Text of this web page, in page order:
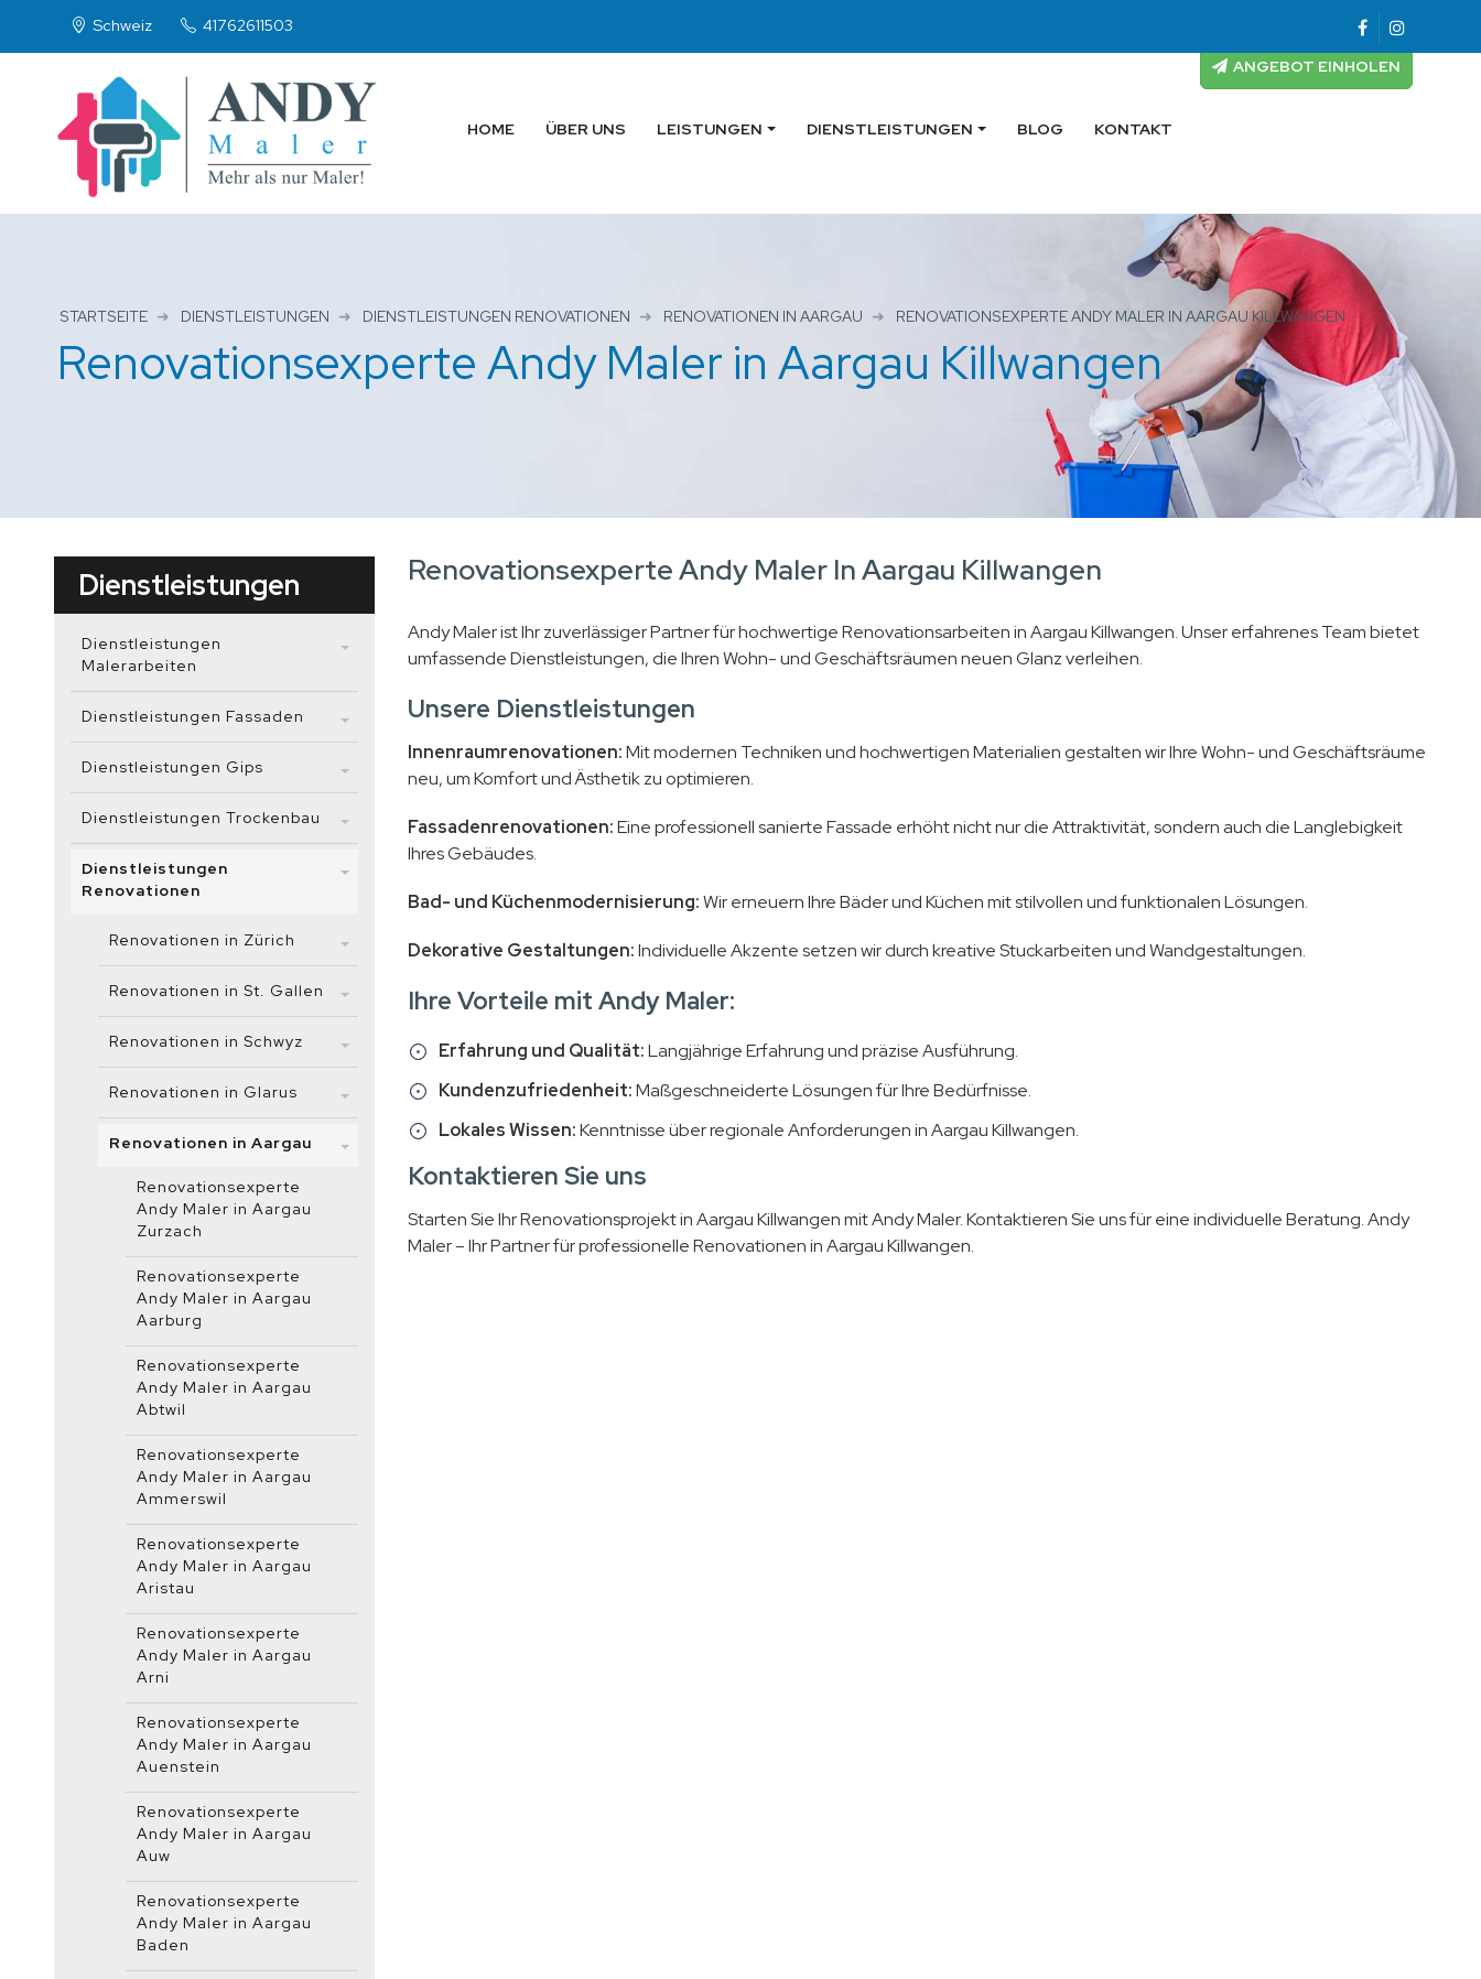
Schweiz 41762611503
HOME ÜBER UNS LEISTUNGEN DIENSTLEISTUNGEN BLOG KONTAKT
ANGEBOT EINHOLEN
STARTSEITE DIENSTLEISTUNGEN DIENSTLEISTUNGEN RENOVATIONEN RENOVATIONEN IN AARGAU RENOVATIONSEXPERTE ANDY MALER IN AARGAU KILLWANGEN
Renovationsexperte Andy Maler in Aargau Killwangen
Renovationsexperte Andy Maler In Aargau Killwangen
Andy Maler ist Ihr zuverlässiger Partner für hochwertige Renovationsarbeiten in Aargau Killwangen. Unser erfahrenes Team bietet
umfassende Dienstleistungen, die Ihren Wohn- und Geschäftsräumen neuen Glanz verleihen.
Unsere Dienstleistungen
Innenraumrenovationen:Mit modernen Techniken und hochwertigen Materialien gestalten wir Ihre Wohn- und Geschäftsräume
neu, um Komfort und Ästhetik zu optimieren.
Fassadenrenovationen:Eine professionell sanierte Fassade erhöht nicht nur die Attraktivität, sondern auch die Langlebigkeit
Ihres Gebäudes.
Bad- und Küchenmodernisierung:Wir erneuern Ihre Bäder und Küchen mit stilvollen und funktionalen Lösungen.
Dekorative Gestaltungen:Individuelle Akzente setzen wir durch kreative Stuckarbeiten und Wandgestaltungen.
Ihre Vorteile mit Andy Maler:
Erfahrung und Qualität:Langjährige Erfahrung und präzise Ausführung.
Kundenzufriedenheit:Maßgeschneiderte Lösungen für Ihre Bedürfnisse.
Lokales Wissen:Kenntnisse über regionale Anforderungen in Aargau Killwangen.
Kontaktieren Sie uns
Starten Sie Ihr Renovationsprojekt in Aargau Killwangen mit Andy Maler. Kontaktieren Sie uns für eine individuelle Beratung. Andy
Maler – Ihr Partner für professionelle Renovationen in Aargau Killwangen.
Dienstleistungen
Dienstleistungen
Malerarbeiten
Dienstleistungen Fassaden
Dienstleistungen Gips
Dienstleistungen Trockenbau
Dienstleistungen
Renovationen
Renovationen in Zürich
Renovationen in St. Gallen
Renovationen in Schwyz
Renovationen in Glarus
Renovationen in Aargau
Renovationsexperte
Andy Maler in Aargau
Zurzach
Renovationsexperte
Andy Maler in Aargau
Aarburg
Renovationsexperte
Andy Maler in Aargau
Abtwil
Renovationsexperte
Andy Maler in Aargau
Ammerswil
Renovationsexperte
Andy Maler in Aargau
Aristau
Renovationsexperte
Andy Maler in Aargau
Arni
Renovationsexperte
Andy Maler in Aargau
Auenstein
Renovationsexperte
Andy Maler in Aargau
Auw
Renovationsexperte
Andy Maler in Aargau
Baden